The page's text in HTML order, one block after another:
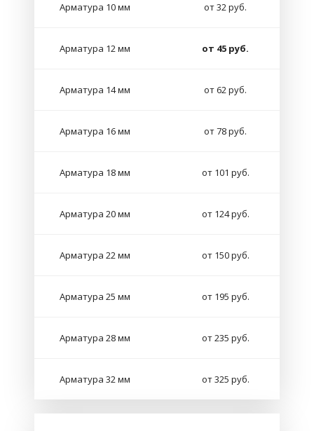
Арматура 10 мм от 32 руб.
Арматура 12 мм от 45 руб.
Арматура 14 мм от 62 руб.
Арматура 16 мм от 78 руб.
Арматура 18 мм от 101 руб.
Арматура 20 мм от 124 руб.
Арматура 22 мм от 150 руб.
Арматура 25 мм от 195 руб.
Арматура 28 мм от 235 руб.
Арматура 32 мм от 325 руб.